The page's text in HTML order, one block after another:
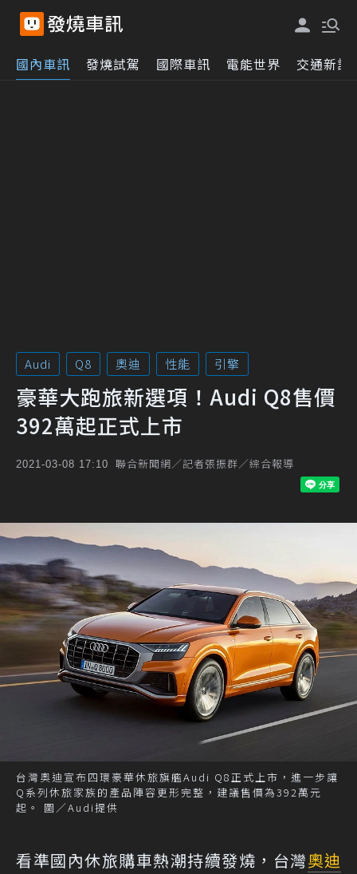
國內車訊 發燒試駕 國際車訊 電能世界 交通新訊
Audi Q8 奧迪 性能 引擎
豪華大跑旅新選項！Audi Q8售價
392萬起正式上市
2021-03-08 17:10 聯合新聞網／記者張振群／綜合報導
台灣奧迪宣布四環豪華休旅旗艦Audi Q8正式上市，進一步讓
Q系列休旅家族的產品陣容更形完整，建議售價為392萬元
起。 圖／Audi提供
看準國內休旅購車熱潮持續發燒，台灣奧迪